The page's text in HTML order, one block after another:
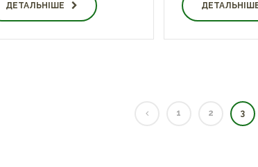
ДЕТАЛЬНІШЕ
1 2 3